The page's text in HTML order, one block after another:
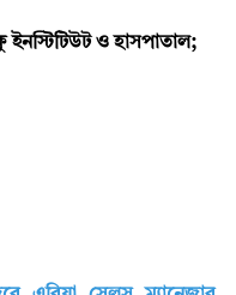
ইনস্টিটিউট ও হাসপাতাল;